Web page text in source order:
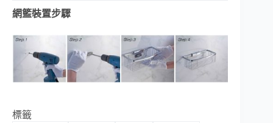
網籃裝置步驟
標籤